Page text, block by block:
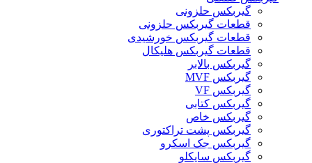
گیربکس حلزونی
قطعات گيربکس حلزونی
قطعات گيربکس خورشيدی
قطعات گیربکس هلیکال
گيربکس بالابر
گیربکس MVF
گیربکس VF
گیربکس کتابی
گیربکس خاص
گیربکس پشت تراکتوری
گیربکس جک اسکرو
گیربکس سایکلو